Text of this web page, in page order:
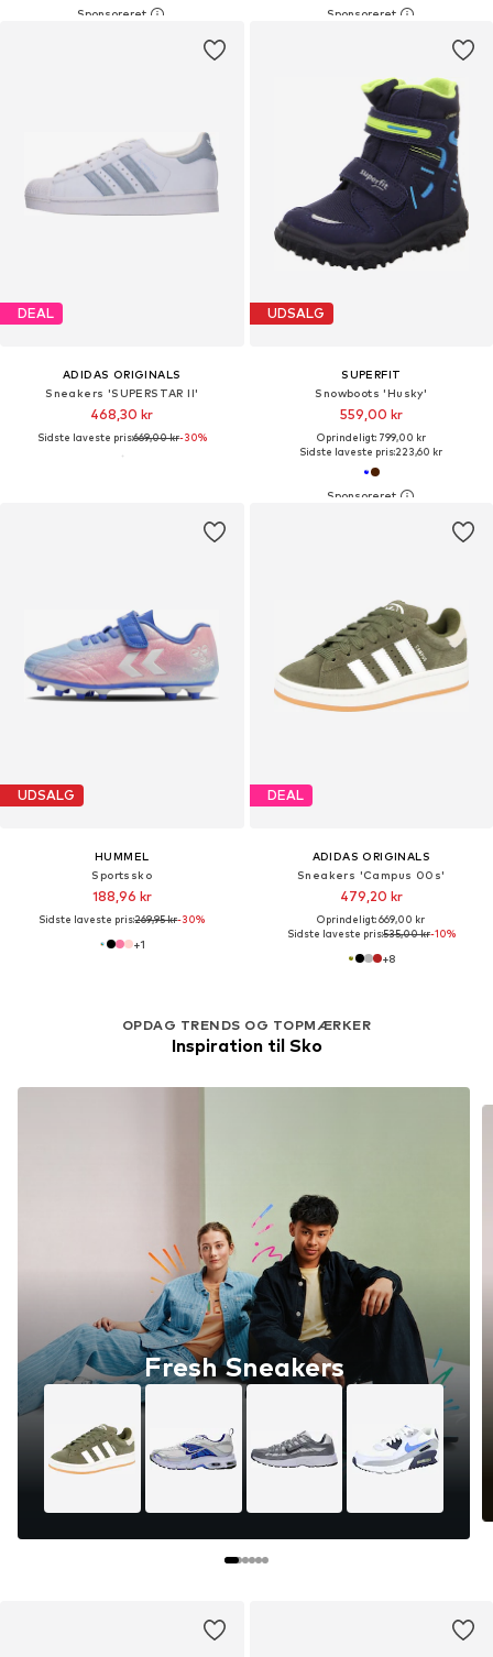
DEAL
ADIDAS ORIGINALS
Sneakers 'SUPERSTAR II'
468,30 kr
Sidste laveste pris:669,00 kr-30%
UDSALG
SUPERFIT
Snowboots 'Husky'
559,00 kr
Oprindeligt: 799,00 kr
Sidste laveste pris:223,60 kr
UDSALG
HUMMEL
Sportssko
188,96 kr
Sidste laveste pris:269,95 kr-30%
+1
DEAL
ADIDAS ORIGINALS
Sneakers 'Campus 00s'
479,20 kr
Oprindeligt: 669,00 kr
Sidste laveste pris:535,00 kr-10%
+8
OPDAG TRENDS OG TOPMÆRKER
Inspiration til Sko
Fresh Sneakers